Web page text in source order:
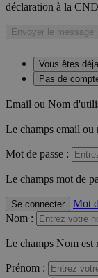
déclaration à la
Envoyer le message
Vous êtes
Pas de
Email ou Nom
Le champs email ou
Mot de passe :
Le champs mot de
Se connecter
Mot
Nom :
Le champs Nom est
Prénom :